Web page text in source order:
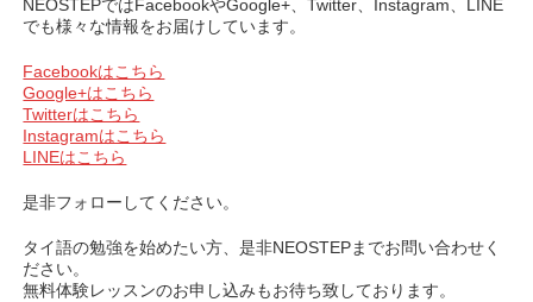
ー
NEOSTEPではFacebookやGoogle+、Twitter、Instagram、LINE
でも様々な情報をお届けしています。
Facebookはこちら
Google+はこちら
Twitterはこちら
Instagramはこちら
LINEはこちら
是非フォローしてください。
タイ語の勉強を始めたい方、是非NEOSTEPまでお問い合わせく
ださい。
無料体験レッスンのお申し込みもお待ち致しております。